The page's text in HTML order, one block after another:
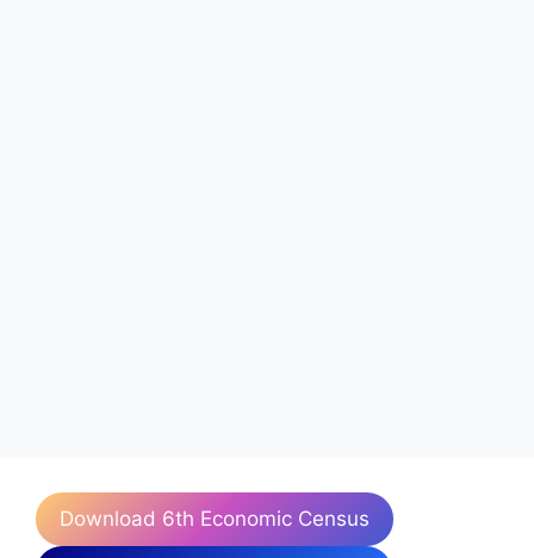
Download 6th Economic Census